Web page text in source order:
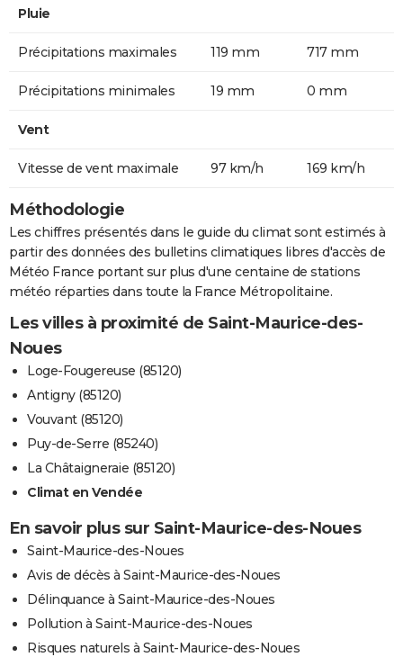
Pluie
Précipitations maximales 119 mm 717 mm
Précipitations minimales 19 mm 0 mm
Vent
Vitesse de vent maximale 97 km/h 169 km/h
Méthodologie
Les chiffres présentés dans le guide du climat sont estimés à
partir des données des bulletins climatiques libres d'accès de
Météo France portant sur plus d'une centaine de stations
météo réparties dans toute la France Métropolitaine.
Les villes à proximité de Saint-Maurice-des-
Noues
Loge-Fougereuse (85120)
Antigny (85120)
Vouvant (85120)
Puy-de-Serre (85240)
La Châtaigneraie (85120)
Climat en Vendée
En savoir plus sur Saint-Maurice-des-Noues
Saint-Maurice-des-Noues
Avis de décès à Saint-Maurice-des-Noues
Délinquance à Saint-Maurice-des-Noues
Pollution à Saint-Maurice-des-Noues
Risques naturels à Saint-Maurice-des-Noues